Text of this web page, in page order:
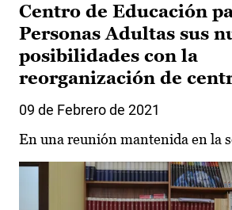
Centro de Educación
Personas Adultas sus
posibilidades con la
reorganización de
09 de Febrero de 2021
En una reunión mantenida en la